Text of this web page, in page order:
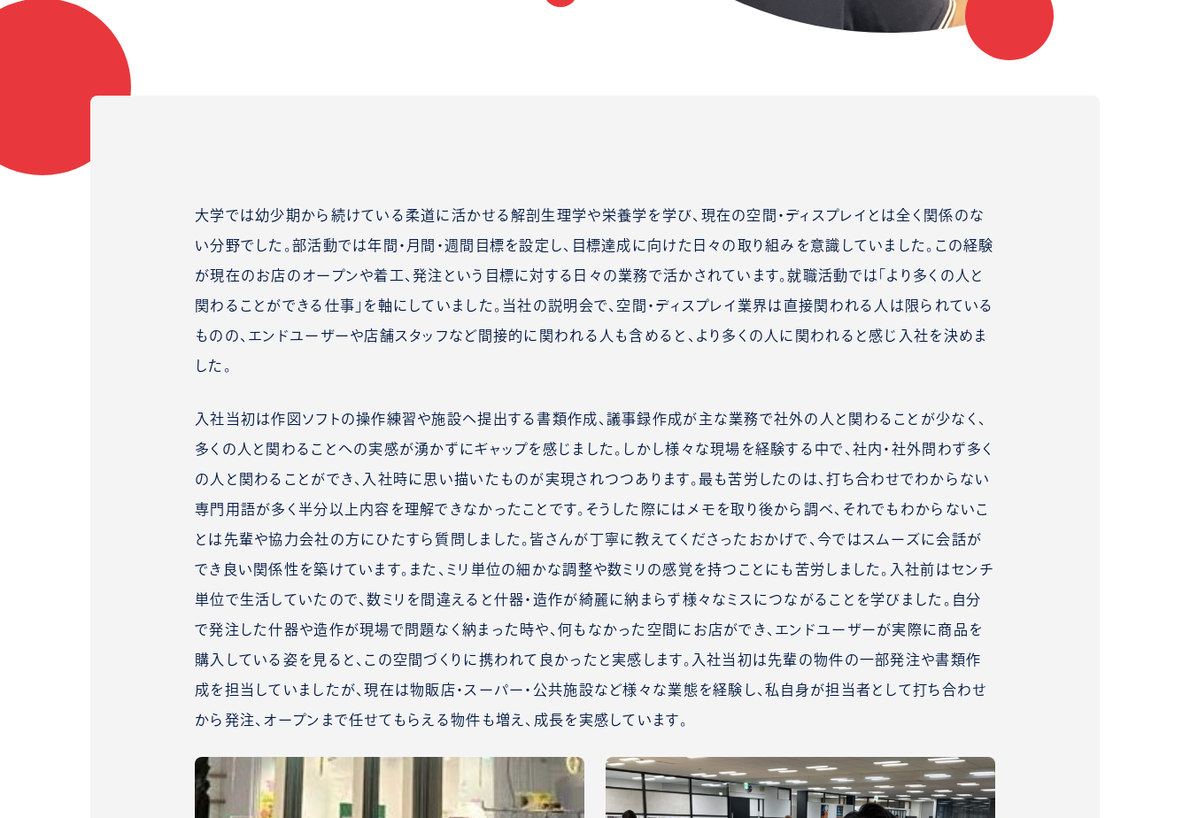
大学では幼少期から続けている柔道に活かせる解剖生理学や栄養学を学び、現在の空間・ディスプレイとは全く関係のな
い分野でした。部活動では年間・月間・週間目標を設定し、目標達成に向けた日々の取り組みを意識していました。この経験
が現在のお店のオープンや着工、発注という目標に対する日々の業務で活かされています。就職活動では「より多くの人と
関わることができる仕事」を軸にしていました。当社の説明会で、空間・ディスプレイ業界は直接関われる人は限られている
ものの、エンドユーザーや店舗スタッフなど間接的に関われる人も含めると、より多くの人に関われると感じ入社を決めま
した。
入社当初は作図ソフトの操作練習や施設へ提出する書類作成、議事録作成が主な業務で社外の人と関わることが少なく、
多くの人と関わることへの実感が湧かずにギャップを感じました。しかし様々な現場を経験する中で、社内・社外問わず多く
の人と関わることができ、入社時に思い描いたものが実現されつつあります。最も苦労したのは、打ち合わせでわからない
専門用語が多く半分以上内容を理解できなかったことです。そうした際にはメモを取り後から調べ、それでもわからないこ
とは先輩や協力会社の方にひたすら質問しました。皆さんが丁寧に教えてくださったおかげで、今ではスムーズに会話が
でき良い関係性を築けています。また、ミリ単位の細かな調整や数ミリの感覚を持つことにも苦労しました。入社前はセンチ
単位で生活していたので、数ミリを間違えると什器・造作が綺麗に納まらず様々なミスにつながることを学びました。自分
で発注した什器や造作が現場で問題なく納まった時や、何もなかった空間にお店ができ、エンドユーザーが実際に商品を
購入している姿を見ると、この空間づくりに携われて良かったと実感します。入社当初は先輩の物件の一部発注や書類作
成を担当していましたが、現在は物販店・スーパー・公共施設など様々な業態を経験し、私自身が担当者として打ち合わせ
から発注、オープンまで任せてもらえる物件も増え、成長を実感しています。